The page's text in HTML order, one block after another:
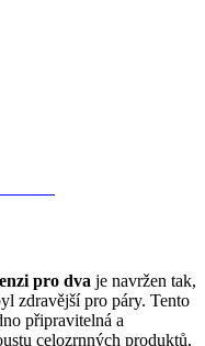
pro dva je navržen tak,
zdravější pro páry. Tento
připravitelná a
celozrnných produktů,